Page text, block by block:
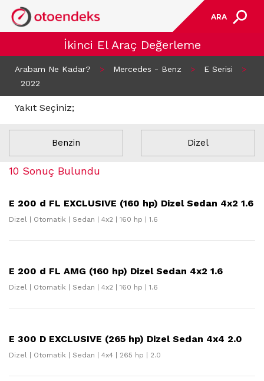
ARA
İkinci El Araç Değerleme
Arabam Ne Kadar? > Mercedes - Benz > E Serisi
>
2022
Yakıt Seçiniz;
Benzin Dizel
10 Sonuç Bulundu
E 200 d FL EXCLUSIVE (160 hp) Dizel Sedan 4x2 1.6
Dizel | Otomatik | Sedan | 4x2 | 160 hp | 1.6
E 200 d FL AMG (160 hp) Dizel Sedan 4x2 1.6
Dizel | Otomatik | Sedan | 4x2 | 160 hp | 1.6
E 300 D EXCLUSIVE (265 hp) Dizel Sedan 4x4 2.0
Dizel | Otomatik | Sedan | 4x4 | 265 hp | 2.0